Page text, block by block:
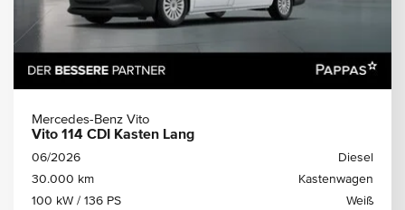
Mercedes-Benz Vito
Vito 114 CDI Kasten Lang
06/2026
Diesel
30.000 km
Kastenwagen
100 kW / 136 PS
Weiß